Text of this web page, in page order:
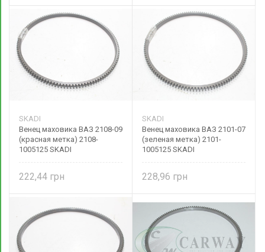
SKADI
Венец маховика ВАЗ 2108-09
(красная метка) 2108-
1005125 SKADI
222,44
SKADI
Венец маховика ВАЗ 2101-07
(зеленая метка) 2101-
1005125 SKADI
228,96